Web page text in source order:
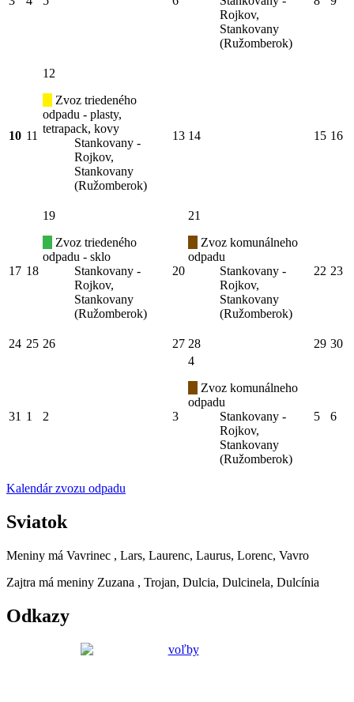
Rojkov,
Stankovany
(Ružomberok)
10 11
12
Zvoz triedeného
odpadu - plasty,
tetrapack, kovy
Stankovany -
Rojkov,
Stankovany
(Ružomberok)
13 14 15 16
17 18
19
Zvoz triedeného
odpadu - sklo
Stankovany -
Rojkov,
Stankovany
(Ružomberok)
20
21
Zvoz komunálneho
odpadu
Stankovany -
Rojkov,
Stankovany
(Ružomberok)
22 23
24 25 26 27 28 29 30
31 1 2 3
4
Zvoz komunálneho
odpadu
Stankovany -
Rojkov,
Stankovany
(Ružomberok)
5 6
Kalendár zvozu odpadu
Sviatok
Meniny má Vavrinec , Lars, Laurenc, Laurus, Lorenc, Vavro
Zajtra má meniny Zuzana , Trojan, Dulcia, Dulcinela, Dulcínia
Odkazy